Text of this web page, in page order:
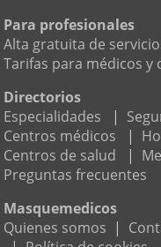
Para profesionales
Alta gratuita de
Tarifas para médicos y
Directorios
Especialidades
|
Centros médicos
|
Centros de salud
|
Preguntas frecuentes
Masquemedicos
Quienes somos |